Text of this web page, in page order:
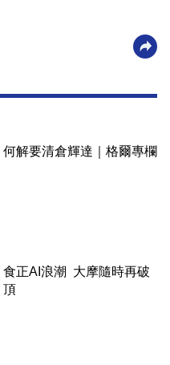
何解要清倉輝達｜格爾專欄
食正AI浪潮 大摩隨時再破
頂